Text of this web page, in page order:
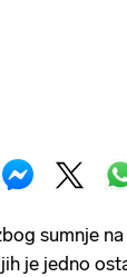
sumnje
je jedno